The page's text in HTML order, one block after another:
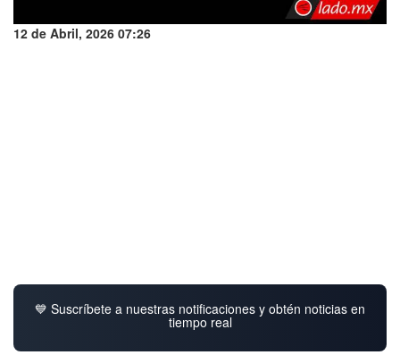
12 de Abril, 2026 07:26
💙 Suscríbete a nuestras notificaciones y obtén noticias en
tiempo real